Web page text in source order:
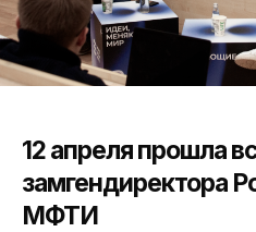
12 апреля прошла
замгендиректора
МФТИ